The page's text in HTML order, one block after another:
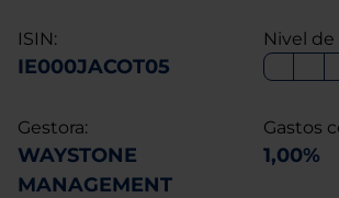
ISIN:
IE000JACOT05
Nivel de
Gestora:
WAYSTONE
MANAGEMENT
Gastos
1,00%